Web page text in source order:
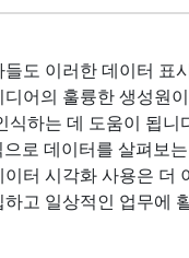
도 이러한 데이터 표
어의 훌륭한 생성원
하는 데 도움이 됩
로 데이터를 살펴보
터 시각화 사용은 더
고 일상적인 업무에